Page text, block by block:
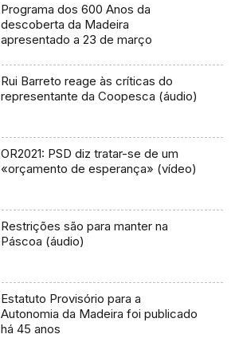
Programa dos 600 Anos da
descoberta da Madeira
apresentado a 23 de março
Rui Barreto reage às críticas do
representante da Coopesca (áudio)
OR2021: PSD diz tratar-se de um
«orçamento de esperança» (vídeo)
Restrições são para manter na
Páscoa (áudio)
Estatuto Provisório para a
Autonomia da Madeira foi publicado
há 45 anos